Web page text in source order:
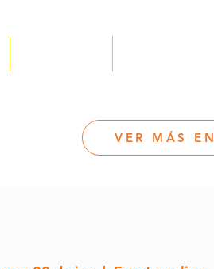
VER MÁS